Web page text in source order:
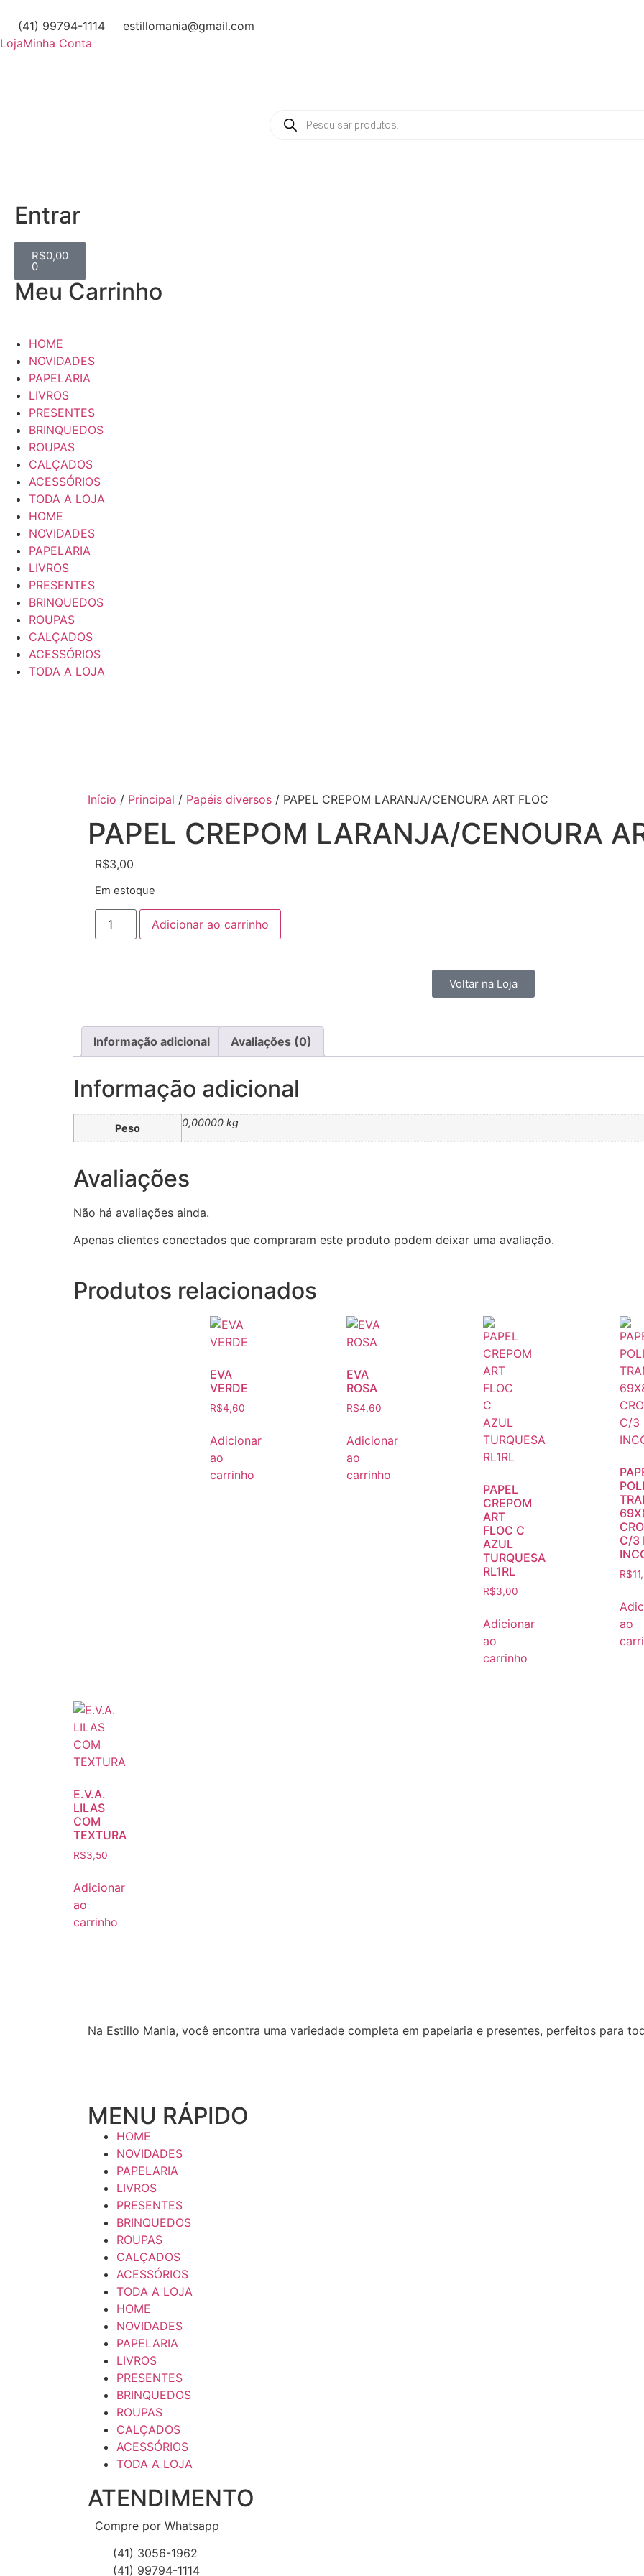
(41) 99794-1114
estillomania@gmail.com
LojaMinha Conta
Entrar
R$0,00
0
Meu Carrinho
HOME
NOVIDADES
PAPELARIA
LIVROS
PRESENTES
BRINQUEDOS
ROUPAS
CALÇADOS
ACESSÓRIOS
TODA A LOJA
HOME
NOVIDADES
PAPELARIA
LIVROS
PRESENTES
BRINQUEDOS
ROUPAS
CALÇADOS
ACESSÓRIOS
TODA A LOJA
Início / Principal / Papéis diversos / PAPEL CREPOM LARANJA/CENOURA ART FLOC
PAPEL CREPOM LARANJA/CENOURA
R$3,00
Em estoque
Adicionar ao carrinho
Voltar na Loja
Informação adicional Avaliações (0)
Informação adicional
Peso 0,00000 kg
Avaliações
Não há avaliações ainda.
Apenas clientes conectados que compraram este produto podem deixar uma avaliação.
Produtos relacionados
EVA
VERDE
R$4,60
Adicionar
ao
carrinho
EVA
ROSA
R$4,60
Adicionar
ao
carrinho
PAPEL
CREPOM
ART
FLOC C
AZUL
TURQUESA
RL1RL
R$3,00
Adicionar
ao
carrinho
POLI
C/3
R$
ao
E.V.A.
LILAS
COM
TEXTURA
R$3,50
Adicionar
ao
carrinho
Na Estillo Mania, você encontra uma variedade completa em papelaria e presentes, perfeitos para
MENU RÁPIDO
HOME
NOVIDADES
PAPELARIA
LIVROS
PRESENTES
BRINQUEDOS
ROUPAS
CALÇADOS
ACESSÓRIOS
TODA A LOJA
HOME
NOVIDADES
PAPELARIA
LIVROS
PRESENTES
BRINQUEDOS
ROUPAS
CALÇADOS
ACESSÓRIOS
TODA A LOJA
ATENDIMENTO
Compre por Whatsapp
(41) 3056-1962
(41) 99794-1114